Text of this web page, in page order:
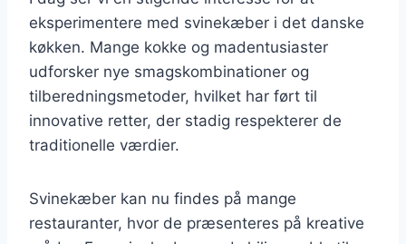
eksperimentere med svinekæber i det danske
køkken. Mange kokke og madentusiaster
udforsker nye smagskombinationer og
tilberedningsmetoder, hvilket har ført til
innovative retter, der stadig respekterer de
traditionelle værdier.
Svinekæber kan nu findes på mange
restauranter, hvor de præsenteres på kreative